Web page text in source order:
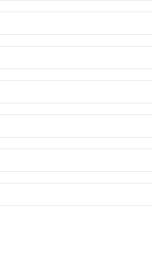
di molecole dei geni
ovaie. Solo il 5-10% del
tali alterazioni genetiche è
sono scoperte
tipi di campioni come, ad
BRCA1 e BRCA2 e fargli
delle mutazioni dei geni
in famiglia.
sono state già
seno o alle ovaie.
due: quelle diagnostiche e
di medici per valutare
sua vita futura e su quella di
la presenza di
evidenziare alterazioni di
Il medico genetista
una consulenza su
membri della famiglia.
per BRCA risulta portatrice
vengano trasferite loro
i risultati delle analisi
SL, Hopper JL et al.
40(14): 1529-1541
- SIBIOC - SIAPECIAP-